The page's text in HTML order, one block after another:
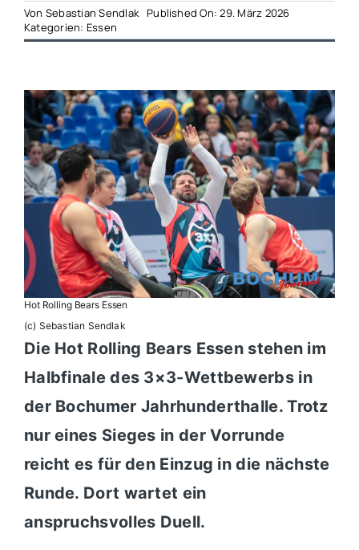
Von Sebastian Sendlak Published On: 29. März 2026
Kategorien: Essen
Hot Rolling Bears Essen
(c) Sebastian Sendlak
Die Hot Rolling Bears Essen stehen im
Halbfinale des 3×3-Wettbewerbs in
der Bochumer Jahrhunderthalle. Trotz
nur eines Sieges in der Vorrunde
reicht es für den Einzug in die nächste
Runde. Dort wartet ein
anspruchsvolles Duell.